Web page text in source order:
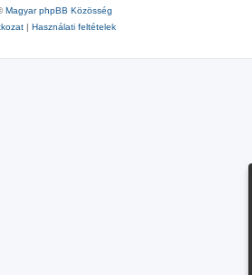
Magyar phpBB Közösség
| Használati feltételek